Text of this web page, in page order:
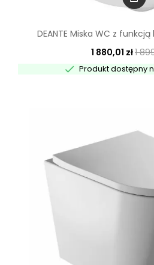
DEANTE Miska WC z
1 880,01 zł1
 Produkt dostępny